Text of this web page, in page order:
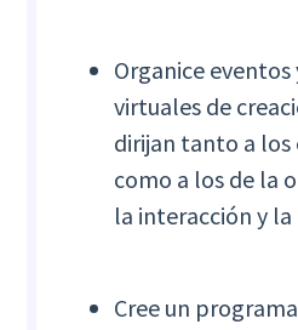
Organice
virtuales de
dirijan tanto a
como a los de la
la interacción y
Cree un